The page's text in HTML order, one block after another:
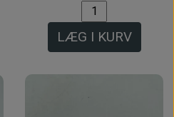
LÆG I KURV